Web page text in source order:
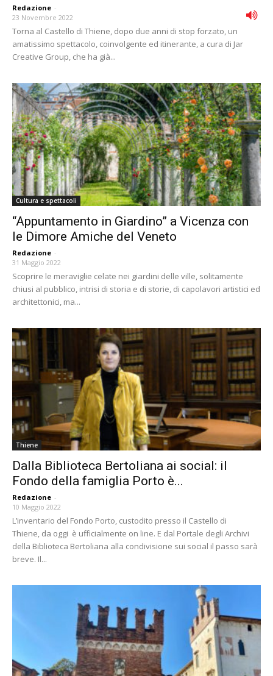
Redazione -
23 Novembre 2022
Torna al Castello di Thiene, dopo due anni di stop forzato, un
amatissimo spettacolo, coinvolgente ed itinerante, a cura di Jar
Creative Group, che ha già...
Cultura e spettacoli
“Appuntamento in Giardino” a Vicenza con
le Dimore Amiche del Veneto
Redazione -
31 Maggio 2022
Scoprire le meraviglie celate nei giardini delle ville, solitamente
chiusi al pubblico, intrisi di storia e di storie, di capolavori artistici ed
architettonici, ma...
Thiene
Dalla Biblioteca Bertoliana ai social: il
Fondo della famiglia Porto è...
Redazione -
10 Maggio 2022
L’inventario del Fondo Porto, custodito presso il Castello di
Thiene, da oggi è ufficialmente on line. E dal Portale degli Archivi
della Biblioteca Bertoliana alla condivisione sui social il passo sarà
breve. Il...